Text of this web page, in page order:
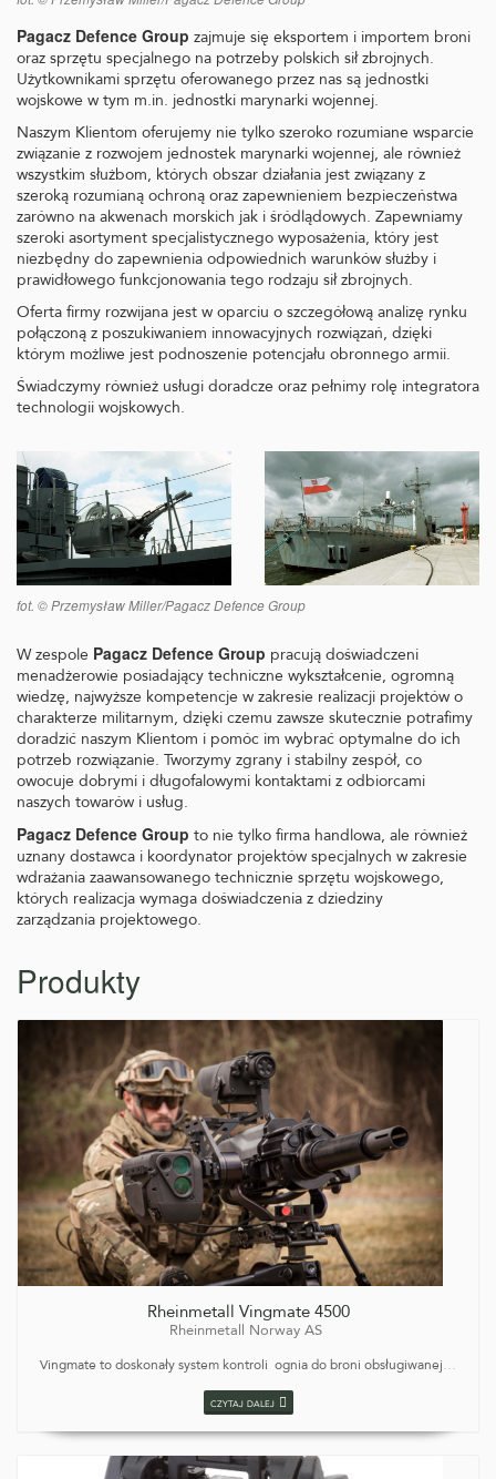
Pagacz Defence Group zajmuje się eksportem i importem broni
oraz sprzętu specjalnego na potrzeby polskich sił zbrojnych.
Użytkownikami sprzętu oferowanego przez nas są jednostki
wojskowe w tym m.in. jednostki marynarki wojennej.
Naszym Klientom oferujemy nie tylko szeroko rozumiane wsparcie
związanie z rozwojem jednostek marynarki wojennej, ale również
wszystkim służbom, których obszar działania jest związany z
szeroką rozumianą ochroną oraz zapewnieniem bezpieczeństwa
zarówno na akwenach morskich jak i śródlądowych. Zapewniamy
szeroki asortyment specjalistycznego wyposażenia, który jest
niezbędny do zapewnienia odpowiednich warunków służby i
prawidłowego funkcjonowania tego rodzaju sił zbrojnych.
Oferta firmy rozwijana jest w oparciu o szczegółową analizę rynku
połączoną z poszukiwaniem innowacyjnych rozwiązań, dzięki
którym możliwe jest podnoszenie potencjału obronnego armii.
Świadczymy również usługi doradcze oraz pełnimy rolę integratora
technologii wojskowych.
fot. © Przemysław Miller/Pagacz Defence Group
W zespole Pagacz Defence Group pracują doświadczeni
menadżerowie posiadający techniczne wykształcenie, ogromną
wiedzę, najwyższe kompetencje w zakresie realizacji projektów o
charakterze militarnym, dzięki czemu zawsze skutecznie potrafimy
doradzić naszym Klientom i pomóc im wybrać optymalne do ich
potrzeb rozwiązanie. Tworzymy zgrany i stabilny zespół, co
owocuje dobrymi i długofalowymi kontaktami z odbiorcami
naszych towarów i usług.
Pagacz Defence Group to nie tylko firma handlowa, ale również
uznany dostawca i koordynator projektów specjalnych w zakresie
wdrażania zaawansowanego technicznie sprzętu wojskowego,
których realizacja wymaga doświadczenia z dziedziny
zarządzania projektowego.
Produkty
Rheinmetall Vingmate 4500
Rheinmetall Norway AS
Vingmate to doskonały system kontroli ognia do broni obsługiwanej…
czytaj dalej